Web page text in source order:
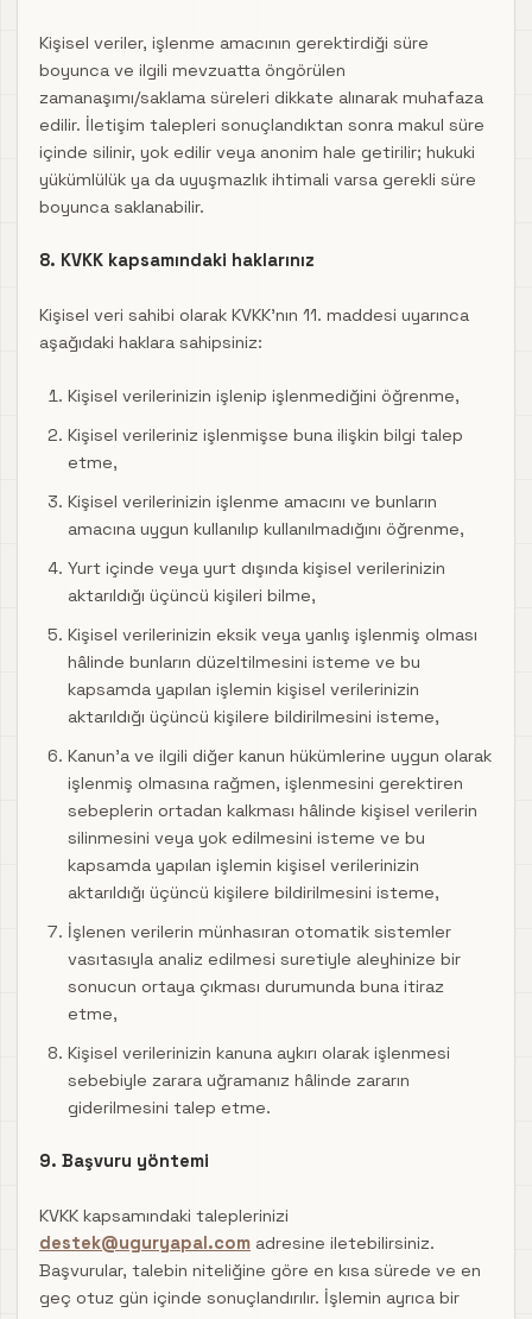
Kişisel veriler, işlenme amacının gerektirdiği süre
boyunca ve ilgili mevzuatta öngörülen
zamanaşımı/saklama süreleri dikkate alınarak muhafaza
edilir. İletişim talepleri sonuçlandıktan sonra makul süre
içinde silinir, yok edilir veya anonim hale getirilir; hukuki
yükümlülük ya da uyuşmazlık ihtimali varsa gerekli süre
boyunca saklanabilir.
8. KVKK kapsamındaki haklarınız
Kişisel veri sahibi olarak KVKK’nın 11. maddesi uyarınca
aşağıdaki haklara sahipsiniz:
Kişisel verilerinizin işlenip işlenmediğini öğrenme,
Kişisel verileriniz işlenmişse buna ilişkin bilgi talep
etme,
Kişisel verilerinizin işlenme amacını ve bunların
amacına uygun kullanılıp kullanılmadığını öğrenme,
Yurt içinde veya yurt dışında kişisel verilerinizin
aktarıldığı üçüncü kişileri bilme,
Kişisel verilerinizin eksik veya yanlış işlenmiş olması
hâlinde bunların düzeltilmesini isteme ve bu
kapsamda yapılan işlemin kişisel verilerinizin
aktarıldığı üçüncü kişilere bildirilmesini isteme,
Kanun’a ve ilgili diğer kanun hükümlerine uygun olarak
işlenmiş olmasına rağmen, işlenmesini gerektiren
sebeplerin ortadan kalkması hâlinde kişisel verilerin
silinmesini veya yok edilmesini isteme ve bu
kapsamda yapılan işlemin kişisel verilerinizin
aktarıldığı üçüncü kişilere bildirilmesini isteme,
İşlenen verilerin münhasıran otomatik sistemler
vasıtasıyla analiz edilmesi suretiyle aleyhinize bir
sonucun ortaya çıkması durumunda buna itiraz
etme,
Kişisel verilerinizin kanuna aykırı olarak işlenmesi
sebebiyle zarara uğramanız hâlinde zararın
giderilmesini talep etme.
9. Başvuru yöntemi
KVKK kapsamındaki taleplerinizi
destek@uguryapal.com adresine iletebilirsiniz.
Başvurular, talebin niteliğine göre en kısa sürede ve en
geç otuz gün içinde sonuçlandırılır. İşlemin ayrıca bir